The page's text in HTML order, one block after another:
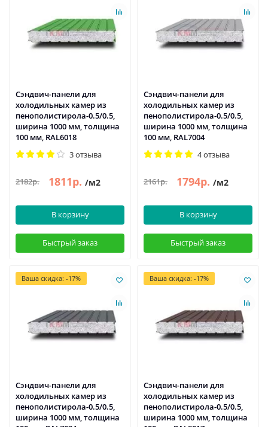
Сэндвич-панели для
холодильных камер из
пенополистирола-0.5/0.5,
ширина 1000 мм, толщина
100 мм, RAL6018
3 отзыва
2182р. 1811р. /м2
В корзину
Быстрый заказ
Сэндвич-панели для
холодильных камер из
пенополистирола-0.5/0.5,
ширина 1000 мм, толщина
100 мм, RAL7004
4 отзыва
2161р. 1794р. /м2
В корзину
Быстрый заказ
Ваша скидка: -17%
Сэндвич-панели для
холодильных камер из
пенополистирола-0.5/0.5,
ширина 1000 мм, толщина
Ваша скидка: -17%
Сэндвич-панели для
холодильных камер из
пенополистирола-0.5/0.5,
ширина 1000 мм, толщина